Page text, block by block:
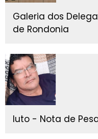
Galeria dos
de Rondonia
luto - Nota de